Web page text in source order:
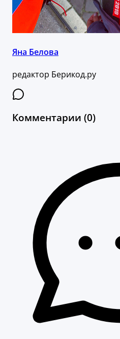
Яна Белова
редактор Берикод.ру
Комментарии (0)